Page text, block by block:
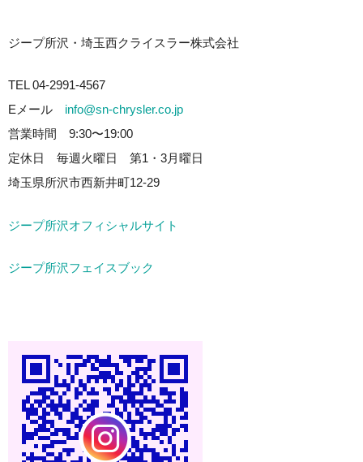
ジープ所沢・埼玉西クライスラー株式会社
TEL 04-2991-4567
Eメール info@sn-chrysler.co.jp
営業時間 9:30〜19:00
定休日 毎週火曜日 第1・3月曜日
埼玉県所沢市西新井町12-29
ジープ所沢オフィシャルサイト
ジープ所沢フェイスブック